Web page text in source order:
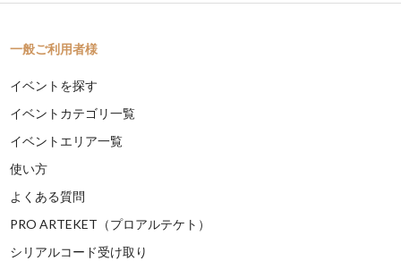
一般ご利用者様
イベントを探す
イベントカテゴリ一覧
イベントエリア一覧
使い方
よくある質問
PRO ARTEKET（プロアルテケト）
シリアルコード受け取り